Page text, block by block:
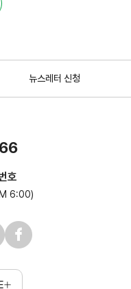
뉴스레터 신청
호
6:00)